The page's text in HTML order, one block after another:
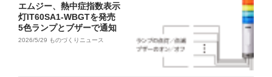
エムジー、熱中症指数表示
灯IT60SA1-WBGTを発売
5色ランプとブザーで通知
2026/5/29 ものづくりニュース